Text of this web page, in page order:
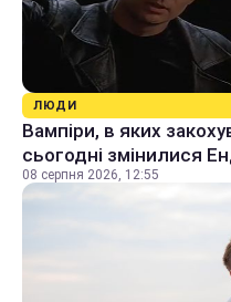
ЛЮДИ
Вампіри, в яких
сьогодні змінилися
08 серпня 2026, 12:55